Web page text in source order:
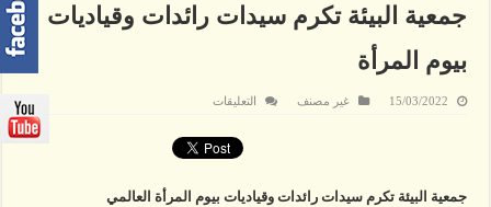
جمعية البيئة تكرم سيدات رائدات وقياديات
بيوم المرأة
15/03/2022 غير مصنف التعليقات
تكرم
سيدات
بيوم
جمعية البيئة تكرم سيدات رائدات وقياديات بيوم المرأة العالمي